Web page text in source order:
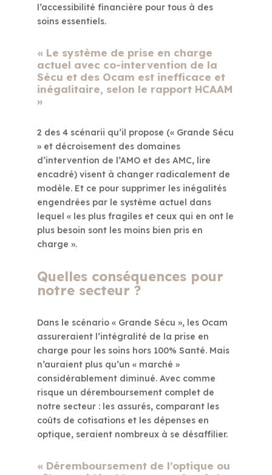
l’accessibilité financière pour tous à des
soins essentiels.
« Le système de prise en charge
actuel avec co-intervention de la
Sécu et des Ocam est inefficace et
inégalitaire, selon le rapport HCAAM
»
2 des 4 scénarii qu’il propose (« Grande Sécu
» et décroisement des domaines
d’intervention de l’AMO et des AMC, lire
encadré) visent à changer radicalement de
modèle. Et ce pour supprimer les inégalités
engendrées par le système actuel dans
lequel « les plus fragiles et ceux qui en ont le
plus besoin sont les moins bien pris en
charge ».
Quelles conséquences pour
notre secteur ?
Dans le scénario « Grande Sécu », les Ocam
assureraient l’intégralité de la prise en
charge pour les soins hors 100% Santé. Mais
n’auraient plus qu’un « marché »
considérablement diminué. Avec comme
risque un déremboursement complet de
notre secteur : les assurés, comparant les
coûts de cotisations et les dépenses en
optique, seraient nombreux à se désaffilier.
« Déremboursement de l’optique ou